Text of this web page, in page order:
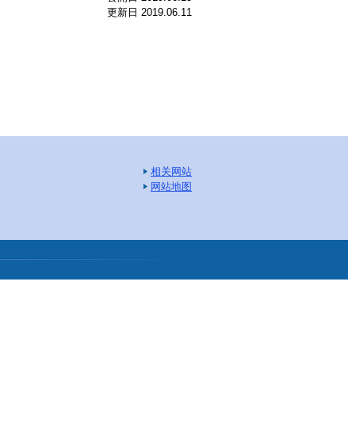
更新日 2019.06.11
相关网站
网站地图